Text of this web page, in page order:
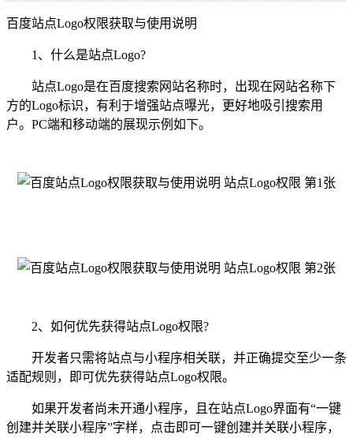
百度站点Logo权限获取与使用说明
1、什么是站点Logo?
站点Logo是在百度搜索网站名称时，出现在网站名称下
方的Logo标识，有利于增强站点曝光，更好地吸引搜索用
户。PC端和移动端的展现示例如下。
2、如何优先获得站点Logo权限?
开发者只需将站点与小程序相关联，并正确提交至少一条
适配规则，即可优先获得站点Logo权限。
如果开发者尚未开通小程序，且在站点Logo界面有“一键
创建并关联小程序”字样，点击即可一键创建并关联小程序，